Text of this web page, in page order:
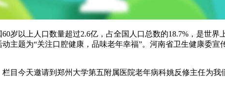
岁以上人口数量超过2.6亿，占全国人口总数的18.7%，是世
主题为“关注口腔健康，品味老年幸福”。河南省卫生健康委
目今天邀请到郑州大学第五附属医院老年病科姚反修主任为我